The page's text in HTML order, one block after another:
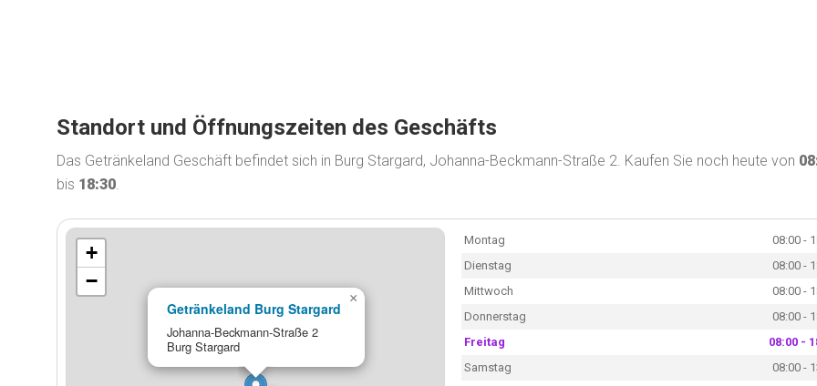
Standort und Öffnungszeiten des Geschäfts
Das Getränkeland Geschäft befindet sich in Burg Stargard, Johanna-Beckmann-Straße 2. Kaufen Sie noch heute von
bis 18:30.
Getränkeland Burg Stargard
Johanna-Beckmann-Straße 2
Burg Stargard
×
+
−
Montag
08:00 -
Dienstag
08:00 -
Mittwoch
08:00 -
Donnerstag
08:00 -
Freitag
08:00 -
Samstag
08:00 -